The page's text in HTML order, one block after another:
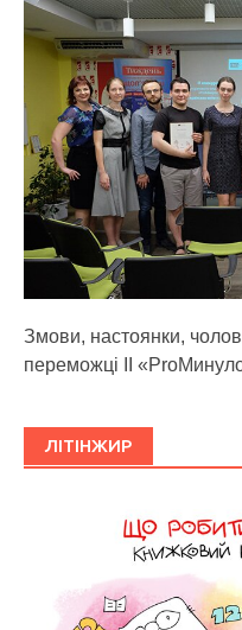
Змови, настоянки,
переможці ІІ
ЛІТІНЖИР